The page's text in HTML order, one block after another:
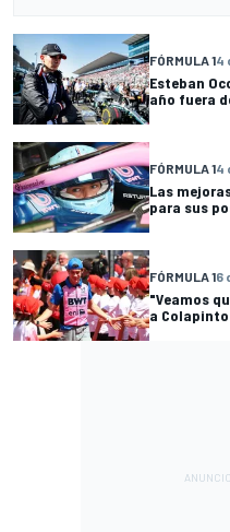
FÓRMULA 14
Esteban
año fuera
FÓRMULA 14
Las
para sus
FÓRMULA 16
"Veamos
a